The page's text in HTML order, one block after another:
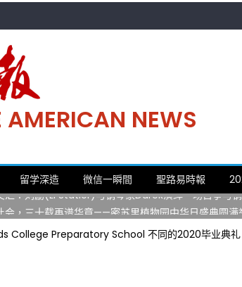
AMERICAN NEWS
留学深造 微信一瞬間 聖路易時報
初夏又相逢。中华日，等你来赴约 —— 密苏里植物园“
汇：刘励(Li Statler)与钢琴家Darek演绎一场古筝与
会，三十载再谱华章——密苏里植物园中华日盛典圆满
时空的相逢
College Preparatory School 不同的2020毕业典礼